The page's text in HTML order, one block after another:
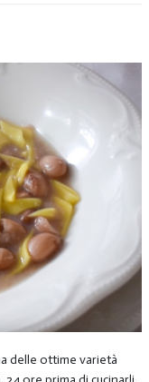
delle ottime varietà